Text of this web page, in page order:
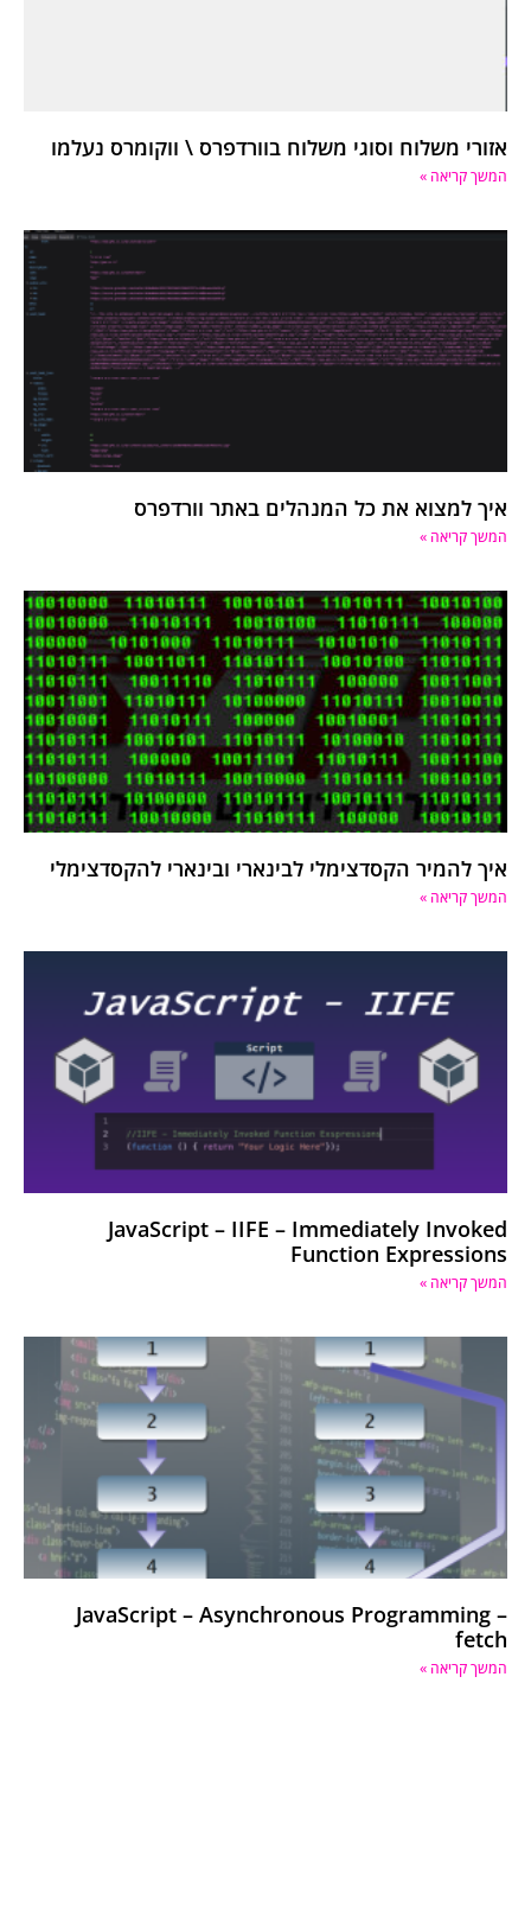
אזורי משלוח וסוגי משלוח בוורדפרס \ ווקומרס נעלמו
המשך קריאה »
איך למצוא את כל המנהלים באתר וורדפרס
המשך קריאה »
איך להמיר הקסדצימלי לבינארי ובינארי להקסדצימלי
המשך קריאה »
JavaScript – IIFE – Immediately Invoked
Function Expressions
המשך קריאה »
JavaScript – Asynchronous Programming –
fetch
המשך קריאה »